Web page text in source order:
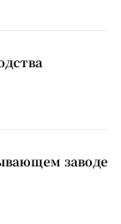
заводе